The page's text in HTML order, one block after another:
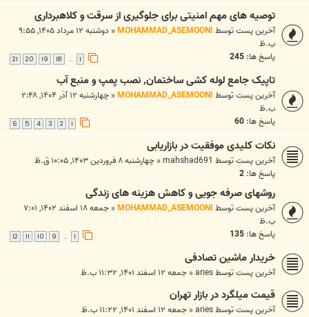
توصیه های مهم امنیتی برای جلوگیری از سرقت و کلاهبرداری
آخرین پست توسطMOHAMMAD_ASEMOONI
«
دوشنبه ۱۲ مرداد ۱۴۰۵, ۹:۵۵
ب.ظ
پاسخ ها: 245
…
18
19
20
21
تاپیک جامع لوله کشی ساختمان, نصب پمپ و منبع آب
آخرین پست توسطMOHAMMAD_ASEMOONI
«
چهارشنبه ۱۲ آذر ۱۴۰۴, ۲:۴۸
ب.ظ
پاسخ ها: 60
3
4
5
6
نکات کلیدی موفقیت در بازاریابی
آخرین پست توسطmahshad691
« چهارشنبه ۸ فروردین ۱۴۰۳, ۱۰:۰۵ ق.ظ
پاسخ ها: 2
روشهای صرفه جویی و کاهش هزینه های زندگی
آخرین پست توسطMOHAMMAD_ASEMOONI
«
جمعه ۱۸ اسفند ۱۴۰۲, ۷:۰۱
ب.ظ
پاسخ ها: 135
…
9
10
11
12
خریدار ماشین تصادفی
آخرین پست توسطaries
« جمعه ۱۲ اسفند ۱۴۰۱, ۱۱:۳۲ ب.ظ
قیمت میلگرد در بازار تهران
آخرین پست توسطaries
« جمعه ۱۲ اسفند ۱۴۰۱, ۱۱:۲۲ ب.ظ